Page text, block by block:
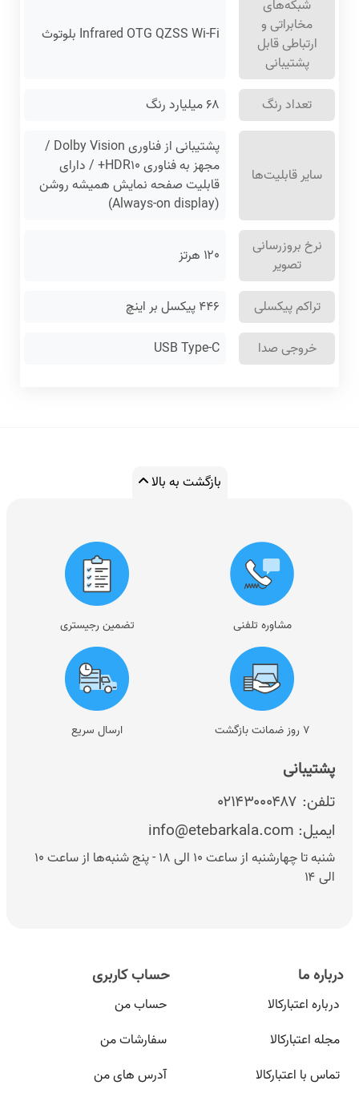
شبکه‌های
مخابراتی و
ارتباطی قابل
پشتیبانی
Infrared OTG QZSS Wi-Fi بلوتوث
تعداد رنگ ۶۸ میلیارد رنگ
سایر قابلیت‌ها
پشتیبانی از فناوری Dolby Vision /
مجهز به فناوری HDR۱۰+ / دارای
قابلیت صفحه نمایش همیشه روشن
(Always-on display)
نرخ بروزرسانی
تصویر
۱۲۰ هرتز
تراکم پیکسلی
۴۴۶ پیکسل بر اینچ
خروجی صدا
USB Type-C
بازگشت به بالا
پشتیبانی
تلفن: ۰۲۱۴۳۰۰۰۴۸۷
ایمیل: info@etebarkala.com
شنبه تا چهارشنبه از ساعت ۱۰ الی ۱۸ - پنج شنبه‌ها از ساعت ۱۰
الی ۱۴
مشاوره تلفنی تضمین رجیستری
۷ روز ضمانت بازگشت ارسال سریع
درباره ما
درباره اعتبارکالا
مجله اعتبارکالا
تماس با اعتبارکالا
حساب کاربری
حساب من
سفارشات من
آدرس های من